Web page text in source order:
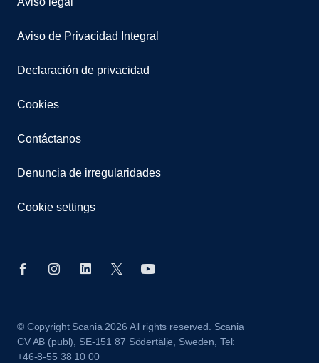
Aviso de Privacidad Integral
Declaración de privacidad
Cookies
Contáctanos
Denuncia de irregularidades
Cookie settings
© Copyright Scania 2026 All rights reserved. Scania
CV AB (publ), SE-151 87 Södertälje, Sweden, Tel:
+46-8-55 38 10 00